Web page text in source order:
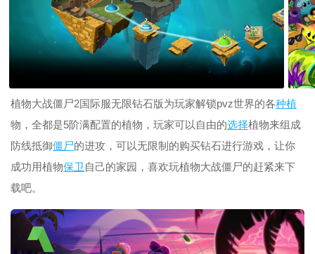
植物大战僵尸2国际服无限钻石版为玩家解锁pvz世界的各种植
物，全都是5阶满配置的植物，玩家可以自由的选择植物来组成
防线抵御僵尸的进攻，可以无限制的购买钻石进行游戏，让你
成功用植物保卫 自己的家园，喜欢玩植物大战僵尸的赶紧来下
载吧。